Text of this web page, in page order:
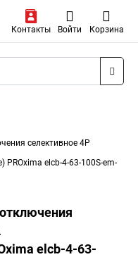
Контакты Войти Корзина
селективное 4P
elcb-4-63-100S-em-
elcb-4-63-